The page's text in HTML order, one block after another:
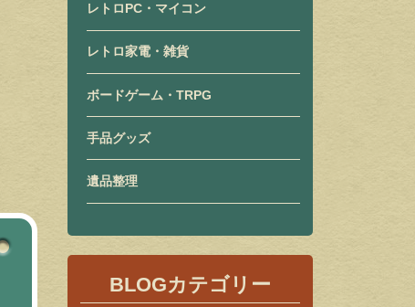
レトロPC・マイコン
レトロ家電・雑貨
ボードゲーム・TRPG
手品グッズ
遺品整理
BLOGカテゴリー